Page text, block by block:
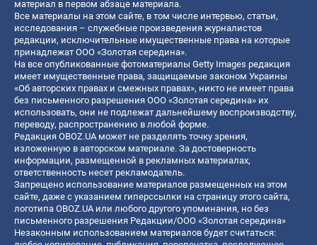
материал в первом абзаце материала.
Все материалы на этом сайте, в том числе интервью, статьи,
исследования – служебные произведения журналистов
редакции, исключительные имущественные права на которые
принадлежат ООО «Золотая середина».
На все опубликованные фотоматериалы Getty Images редакция
имеет имущественные права, защищаемые законом Украины
«Об авторских правах и смежных правах», никто не имеет права
без письменного разрешения ООО «Золотая середина» их
использовать, они не подлежат дальнейшему воспроизводству,
переводу, распространению в любой форме.
Редакция OBOZ.UA может не разделять точку зрения,
изложенную в авторском материале. За достоверность
информации, размещенной в рекламных материалах,
ответственность несет рекламодатель.
Запрещено использование материалов размещенных на этом
сайте, даже с указанием гиперссылки на страницу этого сайта,
логотипа OBOZ.UA или любого другого упоминания, но без
письменного разрешения Редакции/ООО «Золотая середина»
Незаконным использованием материалов будет считаться: